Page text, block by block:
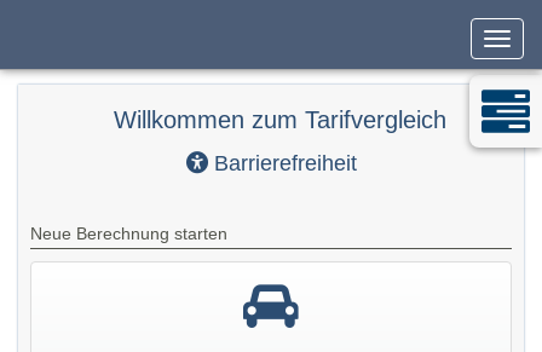
Willkommen zum Tarifvergleich
Barrierefreiheit
Neue Berechnung starten